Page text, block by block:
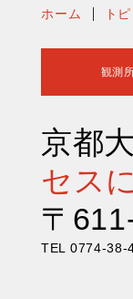
ホーム ト
観測
京都
セス
〒
TEL 0774-38-